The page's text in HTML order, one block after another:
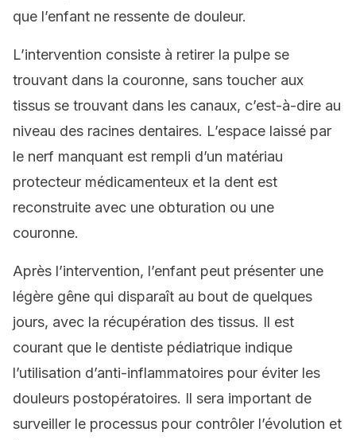
que l’enfant ne ressente de douleur.
L’intervention consiste à retirer la pulpe se
trouvant dans la couronne, sans toucher aux
tissus se trouvant dans les canaux, c’est-à-dire au
niveau des racines dentaires. L’espace laissé par
le nerf manquant est rempli d’un matériau
protecteur médicamenteux et la dent est
reconstruite avec une obturation ou une
couronne.
Après l’intervention, l’enfant peut présenter une
légère gêne qui disparaît au bout de quelques
jours, avec la récupération des tissus. Il est
courant que le dentiste pédiatrique indique
l’utilisation d’anti-inflammatoires pour éviter les
douleurs postopératoires. Il sera important de
surveiller le processus pour contrôler l’évolution et